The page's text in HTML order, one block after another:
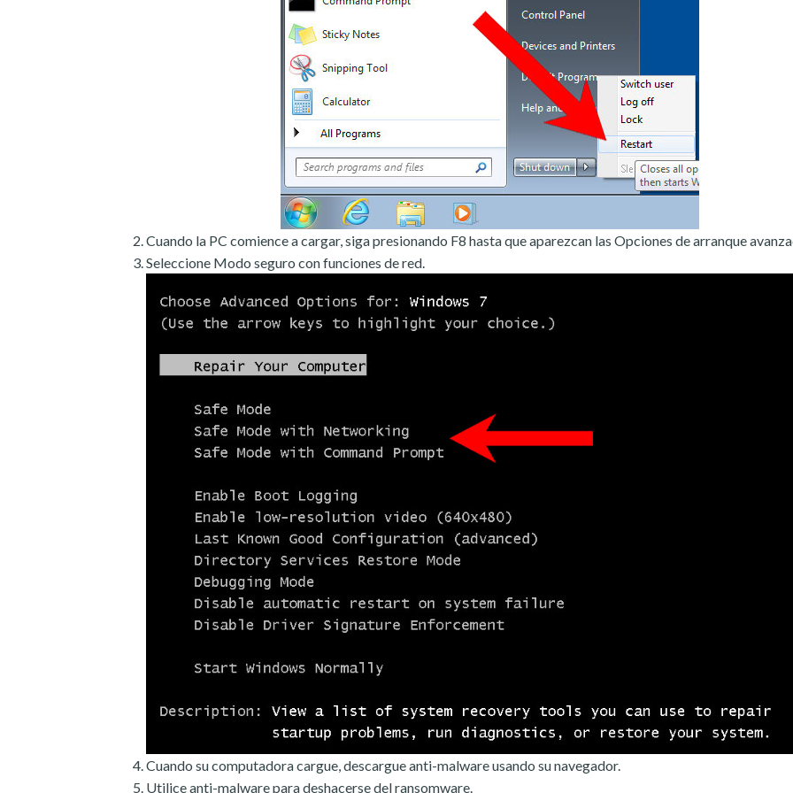
Cuando la PC comience a cargar, siga presionando F8 hasta que aparezcan las Opciones de arranque
Seleccione Modo seguro con funciones de red.
Cuando su computadora cargue, descargue anti-malware usando su navegador.
Utilice anti-malware para deshacerse del ransomware.